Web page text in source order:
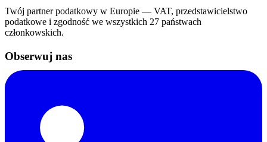
Twój partner podatkowy w Europie — VAT, przedstawicielstwo
podatkowe i zgodność we wszystkich 27 państwach
członkowskich.
Obserwuj nas